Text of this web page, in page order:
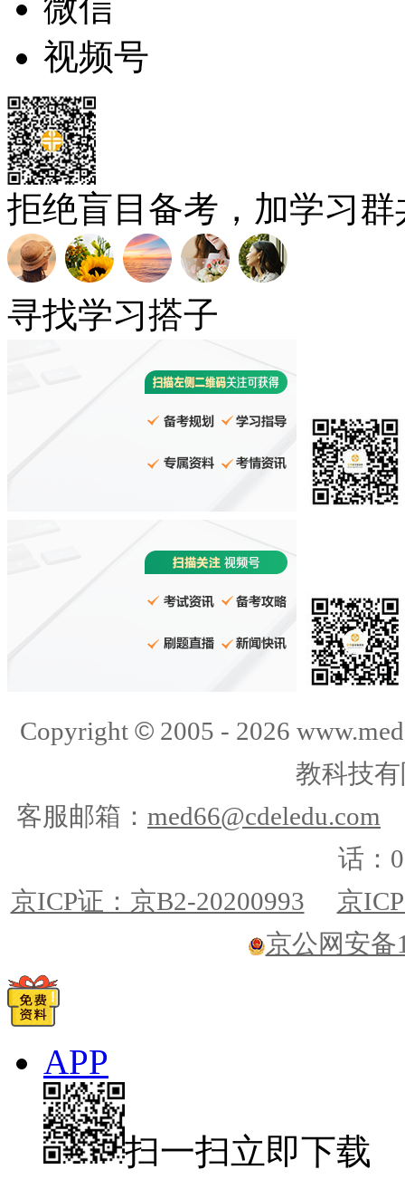
视频号
拒绝盲目备考，加学习
寻找学习搭子
Copyright ©2005 - 2026
教科技
客服邮箱： med66@cdeledu.com
话：
京ICP证：京B2-20200993
京
京公网安备
APP
扫一扫立即下载